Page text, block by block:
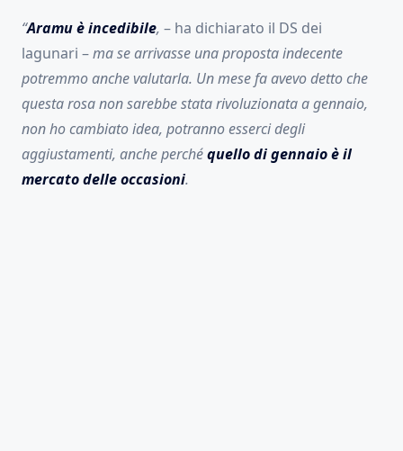
“Aramu è incedibile, – ha dichiarato il DS dei
lagunari –ma se arrivasse una proposta indecente
potremmo anche valutarla. Un mese fa avevo detto che
questa rosa non sarebbe stata rivoluzionata a gennaio,
non ho cambiato idea, potranno esserci degli
aggiustamenti, anche perchéquello di gennaio è il
mercato delle occasioni.